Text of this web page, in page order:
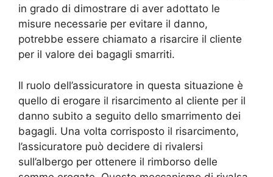
in grado di dimostrare di aver adottato le
misure necessarie per evitare il danno,
potrebbe essere chiamato a risarcire il cliente
per il valore dei bagagli smarriti.
Il ruolo dell’assicuratore in questa situazione è
quello di erogare il risarcimento al cliente per il
danno subito a seguito dello smarrimento dei
bagagli. Una volta corrisposto il risarcimento,
l’assicuratore può decidere di rivalersi
sull’albergo per ottenere il rimborso delle